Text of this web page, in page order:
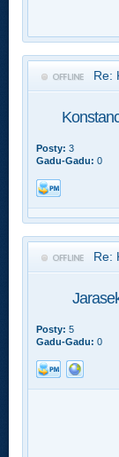
Re:
Posty: 3
Gadu-Gadu: 0
Re:
Posty: 5
Gadu-Gadu: 0